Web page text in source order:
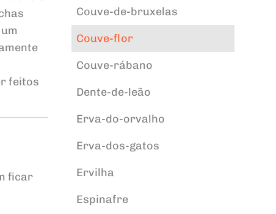
feitos
ficar
Couve-de-bruxelas
Couve-flor
Couve-rábano
Dente-de-leão
Erva-do-orvalho
Erva-dos-gatos
Ervilha
Espinafre